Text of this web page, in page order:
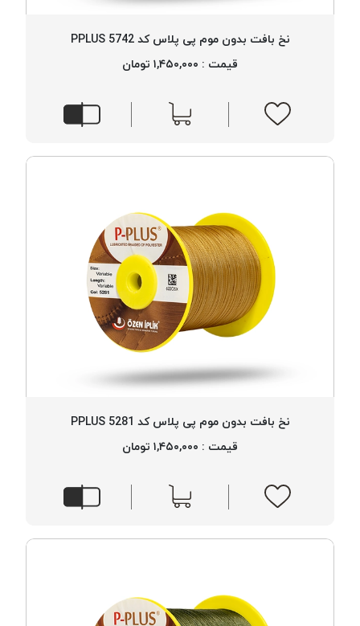
نخ بافت بدون موم پی پلاس کد 5742 PPLUS
قیمت : ۱,۴۵۰,۰۰۰ تومان
نخ بافت بدون موم پی پلاس کد 5281 PPLUS
قیمت : ۱,۴۵۰,۰۰۰ تومان